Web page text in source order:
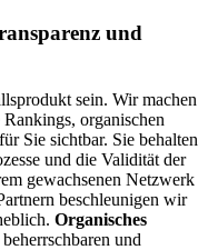
und
sein. Wir machen
organischen
Sie sichtbar. Sie behalten
und die Validität der
gewachsenen Netzwerk
beschleunigen wir
Organisches
und